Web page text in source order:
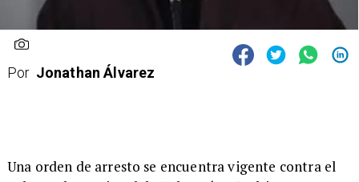
Por Jonathan Álvarez
​Una orden de arresto se encuentra vigente contra el